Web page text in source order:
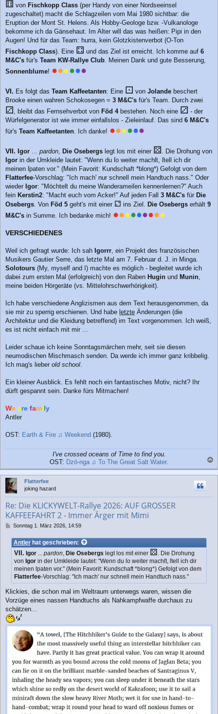
⚅ von Fischkopp Class (per Handy von einer Nordseeinsel
zugeschaltet) macht die Schlagzeilen vom Mai 1980 sichtbar: die
Eruption der Mont St. Helens. Als Hobby-Geologe bzw. -Vulkanologe
bekomme ich da Gänsehaut. Im Alter will das was heißen: Pipi in den
Augen! Und für das Team: hurra, kein Glotzkistenverbot (O-Ton
Fischkopp Class). Eine ⚃ und das Ziel ist erreicht. Ich komme auf 6
M&C's für's Team KW-Rallye Club. Meinen Dank und gute Besserung,
Sonnenblume! ●●●●●●
VI. Es folgt das Team Kaffeetanten: Eine ⚀ von Jolande beschert
Brooke einen wahren Schokosegen = 3 M&C's für's Team. Durch zwei
⚂, bleibt das Fernsehverbot von Föd 4bestehen. Noch eine ⚂ - der
Würfelgenerator ist wie immer einfallslos - Zieleinlauf. Das sind 6 M&C's
für's Team Kaffeetanten. Ich danke! ●●●●●●
VII. Igor ... pardon, Die Osebergs legt los mit einer ⚄. Die Drohung von
Igor in der Umkleide lautet: "Wenn du ſo weiter machſt, ſtell ich dir
meinen ſpaten vor." (Mein Favorit: Kundschaft *blong*) Gefolgt von dem
Flatterfee-Vorschlag: "Ich mach' nur schnell mein Handtuch nass." Oder
wieder Igor: "Möchteſt du meine Wanderameiſen kennenlernen?" Auch
fein Kerstin2: "Macht euch vom Acker!" Auf jeden Fall 3 M&C's für Die
Osebergs. Von Föd 5 geht's mit einer ⚁ ins Ziel. Die Osebergs erhält 9
M&C's in Summe. Ich bedanke mich! ●●●●●●●●●
VERSCHIEDENES
Weil ich gefragt wurde: Ich sah Igorrr, ein Projekt des französischen
Musikers Gautier Serre, das letzte Mal am 7. Februar d. J. in Minga.
Solotours (My, myself and I) machte es möglich - begleitet wurde ich
dabei zum ersten Mal (erfolgreich) von den Raben Hugin und Munin,
meine beiden Hörgeräte (vs. Mittelohrschwerhörigkeit).
Ich habe verschiedene Anglizismen aus dem Text herausgenommen, da
sie mir zu sperrig erschienen. Und habe letzte Änderungen (die
Architektur und die Kleidung betreffend) im Text vorgenommen. Ich weiß,
es ist nicht einfach mit mir ...
Leider schaue ich keine Sonntagsmärchen mehr, seit sie diesen
neumodischen Mischmasch senden. Da werde ich immer ganz kribbelig.
Ich mag's lieber old school.
Ein kleiner Ausblick. Es fehlt noch ein fantastisches Motiv, nicht? Ihr
dürft gespannt sein. Danke fürs Mitmachen!
We are family
Antler
OST: Earth & Fire ♫ Weekend (1980).
I've crossed oceans of Time to find you.
OST: Dzö-nga ♫ To The Great Salt Water.
a
c
Flatterfee
joking hazard
Re: Die KLICKYWELT-Rallye 2026: AUF GROSSER
KAFFEEFAHRT 2 - Immer Ärger mit Mimi
B
i
t
Sonntag 1. März 2026, 14:59
Antlerhat geschrieben:
VII. Igor pardon Die Osebergs legt los mit einer ⚄ . Die Drohung
von Igor in der Umkleide lautet: "Wenn du ſo weiter machſt, ſtell ich dir
meinen ſpaten vor." (Mein Favorit: Kundschaft *blong*) Gefolgt von dem
Flatterfee-Vorschlag: "Ich mach' nur schnell mein Handtuch nass."
Klickies, die schon mal im Weltraum unterwegs waren, wissen die
Vorzüge eines nassen Handtuchs als Nahkampfwaffe durchaus zu
schätzen...